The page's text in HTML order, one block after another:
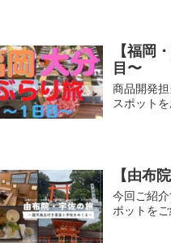
【福岡
目〜
商品開発
スポットを
【由布
今回ご紹
ポットをご